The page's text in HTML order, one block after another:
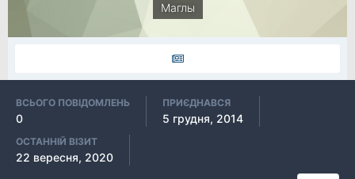
Маглы
ВСЬОГО ПОВІДОМЛЕНЬ
0
ПРИЄДНАВСЯ
5 грудня, 2014
ОСТАННІЙ ВІЗИТ
22 вересня, 2020